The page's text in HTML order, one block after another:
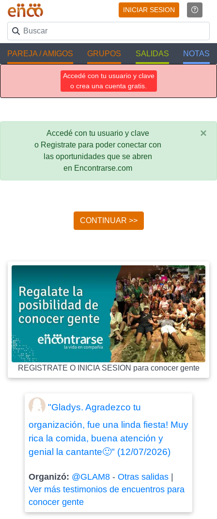
INICIAR SESION
PAREJA / AMIGOS GRUPOS SALIDAS NOTAS
Accedé con tu usuario y clave
o crea una cuenta gratis.
Accedé con tu usuario y clave
o Registrate para poder conectar con
las oportunidades que se abren
en Encontrarse.com
×
CONTINUAR >>
REGISTRATE O INICIA SESION para conocer gente
"Gladys. Agradezco tu
organización, fue una linda fiesta! Muy
rica la comida, buena atención y
genial la cantante🙂" (12/07/2026)
Organizó: @GLAM8- Otras salidas|
Ver más testimonios de encuentros para
conocer gente